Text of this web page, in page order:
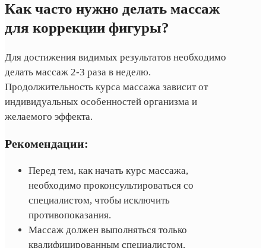
Как часто нужно делать массаж
для коррекции фигуры?
Для достижения видимых результатов необходимо
делать массаж 2-3 раза в неделю.
Продолжительность курса массажа зависит от
индивидуальных особенностей организма и
желаемого эффекта.
Рекомендации:
Перед тем, как начать курс массажа,
необходимо проконсультироваться со
специалистом, чтобы исключить
противопоказания.
Массаж должен выполняться только
квалифицированным специалистом.